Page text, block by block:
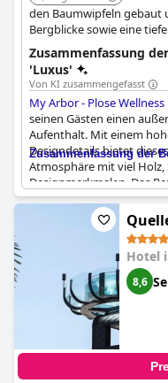
den Baumwipfeln
Bergblicke sowie eine
über umfangreiche Spa-
Außenpools,
Behandlungen,
Zusammenfassung
'Luxus'
Von KI zusammengefasst
My Arbor - Plose
seinen Gästen einen
Aufenthalt. Mit einem
Designdetails bietet
Atmosphäre mit viel
Designmerkmalen. Das
zuvorkommend und sorgt
willkommen und wohl
wunderschönen Lage
bis 22:00 Uhr, wodurch
abhebt. Die Besucher
Erlebnis von Wellness,
Dienstleistungen
beeindruckend und
Designmerkmalen, die
My Arbor - Plose
zweifellos eines der
einzigartiges und
Zusammenfassung der
Hotel
8,6